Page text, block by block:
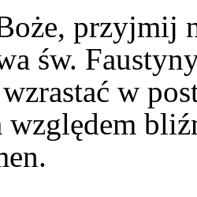
przyjmij
św.
w
względem